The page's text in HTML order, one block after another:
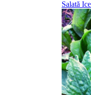
Salată